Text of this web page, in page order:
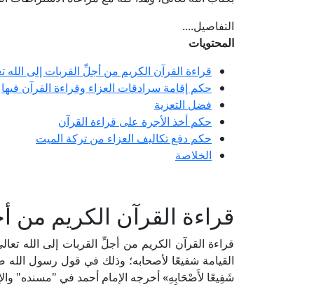
التفاصيل....
المحتويات
قراءة القرآن الكريم من أجلِّ القربات إلى الله
حكم إقامة سرادقات العزاء وقراءة القرآن فيها
فضل التعزية
حكم أخذ الأجرة على قراءة القرآن
حكم دفع تكاليف العزاء من تركة الميت
الخلاصة
قراءة القرآن الكريم من
قراءة القرآن الكريم من أجلِّ القربات إلى الله
القيامة شفيعًا لأصحابه؛ وذلك في قول رسول الله
شَفِيعًا لأَصْحَابِهِ» أخرجه الإمام أحمد في "مسنده"